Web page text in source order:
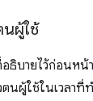
ผู้ใช้
ธิบายไว้ก่อนหน้
นผู้ใช้ในเวลาที่